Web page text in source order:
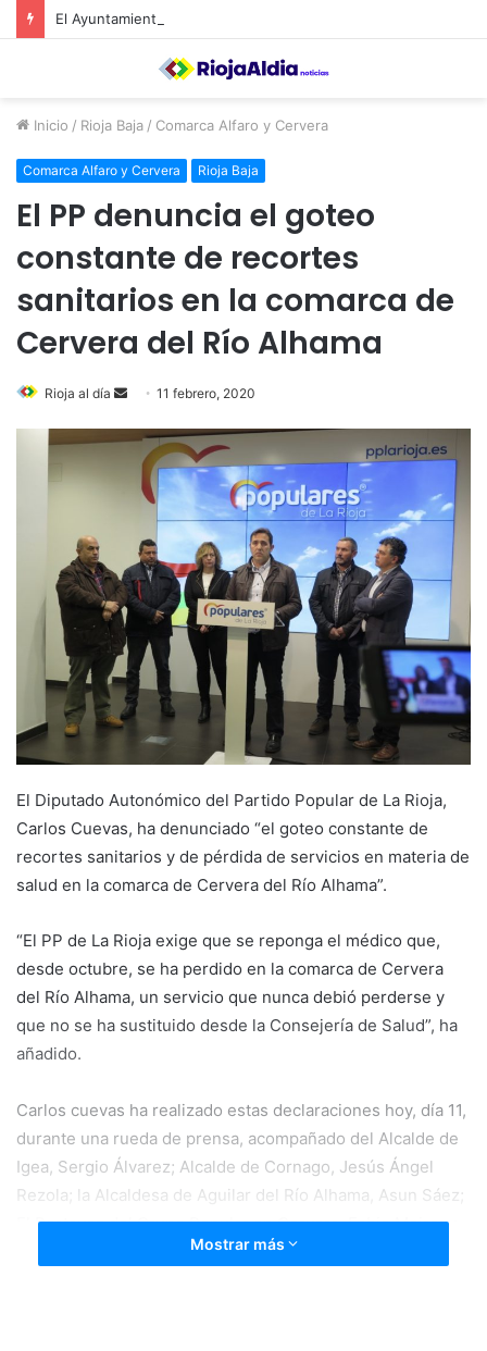
Inicio / Rioja Baja / Comarca Alfaro y Cervera
Comarca Alfaro y Cervera Rioja Baja
El PP denuncia el goteo
constante de recortes
sanitarios en la comarca de
Cervera del Río Alhama
Rioja al día
n
m
a
l
11 febrero, 2020
El Diputado Autonómico del Partido Popular de La Rioja,
Carlos Cuevas, ha denunciado “el goteo constante de
recortes sanitarios y de pérdida de servicios en materia de
salud en la comarca de Cervera del Río Alhama”.
​“El PP de La Rioja exige que se reponga el médico que,
desde octubre, se ha perdido en la comarca de Cervera
del Río Alhama, un servicio que nunca debió perderse y
que no se ha sustituido desde la Consejería de Salud”, ha
añadido.
​Carlos cuevas ha realizado estas declaraciones hoy, día 11,
durante una rueda de prensa, acompañado del Alcalde de
Igea, Sergio Álvarez; Alcalde de Cornago, Jesús Ángel
Rezola; la Alcaldesa de Aguilar del Río Alhama, Asun Sáez;
El Portavoz del Grupo Popular en Cervera, Fabio Meiro; y
el concejal de Cornago, Jesús Mª Inés, en la que ha
Mostrar más